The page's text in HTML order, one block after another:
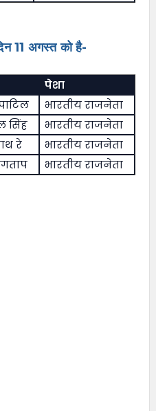
11 अगस्त को है-
पेशा
भारतीय राजनेता
सिंह
भारतीय राजनेता
रे
भारतीय राजनेता
भारतीय राजनेता